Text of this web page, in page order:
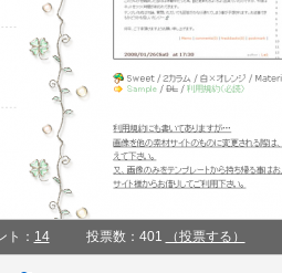
ト： 14 投票数：401 （投票する）